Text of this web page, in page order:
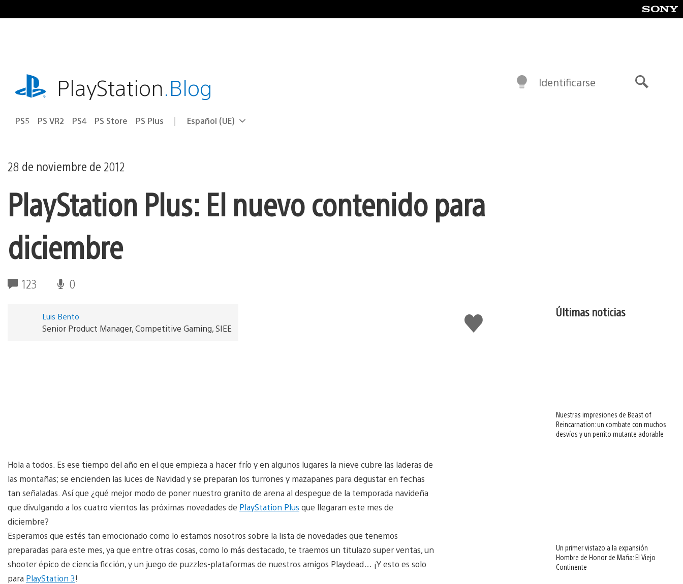
al
playstation.comPlayStation.Blog
PS5 PS VR2 PS4 PS Store PS Plus Selecciona
Región
Español (UE)
Identificarse
28 de noviembre de 2012
PlayStation Plus: El nuevo contenido para
diciembre
123 0
Me
gusta
Luis Bento
Senior Product Manager, Competitive Gaming, SIEE
Hola a todos. Es ese tiempo del año en el que empieza a hacer frío y en algunos lugares la nieve cubre las laderas de
las montañas; se encienden las luces de Navidad y se preparan los turrones y mazapanes para degustar en fechas
tan señaladas. Así que ¿qué mejor modo de poner nuestro granito de arena al despegue de la temporada navideña
que divulgando a los cuatro vientos las próximas novedades de PlayStation Plus que llegaran este mes de
diciembre?
Esperamos que estés tan emocionado como lo estamos nosotros sobre la lista de novedades que tenemos
preparadas para este mes, ya que entre otras cosas, como lo más destacado, te traemos un titulazo super ventas, un
shooter épico de ciencia ficción, y un juego de puzzles-plataformas de nuestros amigos Playdead… ¡Y esto es solo
para PlayStation 3!
Últimas noticias
Nuestras impresiones de Beast of
Reincarnation: un combate con muchos
desvíos y un perrito mutante adorable
Un primer vistazo a la expansión
Hombre de Honor de Mafia: El Viejo
Continente